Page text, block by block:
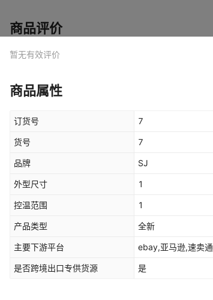
商品评价
暂无有效评价
商品属性
订货号 7
货号 7
品牌 SJ
外型尺寸 1
控温范围 1
产品类型 全新
主要下游平台 ebay,亚马逊,速卖通
是否跨境出口专供货源 是